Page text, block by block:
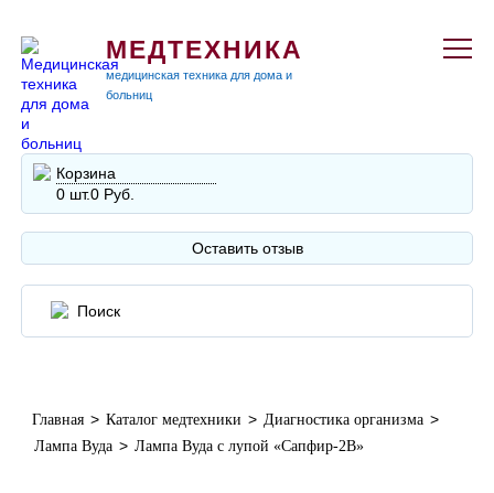
МЕДТЕХНИКА
медицинская техника для дома и
больниц
Корзина
0 шт.0 Руб.
Оставить отзыв
Главная > Каталог медтехники > Диагностика организма >
Лампа Вуда > Лампа Вуда с лупой «Сапфир-2В»